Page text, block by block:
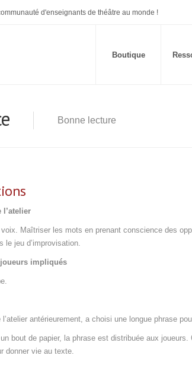
d'enseignants de théâtre au monde !
Boutique
Bonne lecture
l’atelier
Maîtriser les mots en prenant conscience des
le jeu d’improvisation.
impliqués
l’atelier antérieurement, a choisi une longue phrase
bout de papier, la phrase est distribuée aux
donner vie au texte.